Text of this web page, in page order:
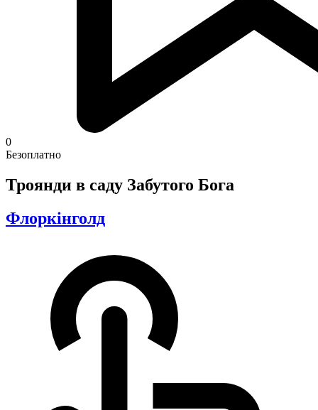
0
Безоплатно
Троянди в саду Забутого Бога
Флоркінголд